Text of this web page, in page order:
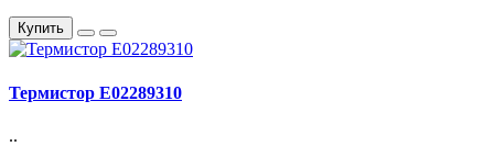
Купить
Термистор E02289310
..